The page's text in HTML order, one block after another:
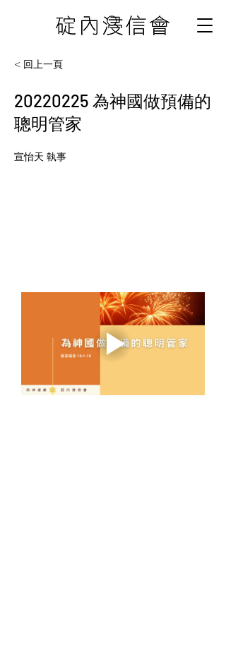
< 回上一頁
20220225 為神國做預備的
聰明管家
宣怡天 執事